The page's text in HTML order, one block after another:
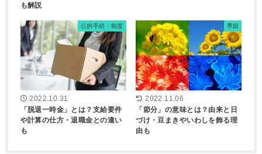
も解説
公的手続・制度
2022.10.31
「脱退一時金」とは？支給要件
や計算の仕方・退職金との違い
も
季節
2022.11.06
「節分」の意味とは？由来と日
づけ・豆まきやいわしを飾る理
由も